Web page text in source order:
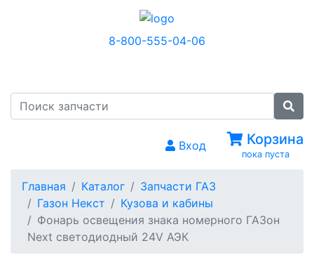
8-800-555-04-06
Вход Корзина
пока пуста
Главная Каталог
Запчасти ГАЗ
Газон Некст
Кузова и кабины
Фонарь освещения знака номерного ГАЗон
Next светодиодный 24V АЭК